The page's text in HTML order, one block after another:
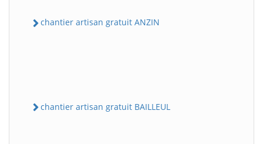
chantier artisan gratuit ANZIN
chantier artisan gratuit BAILLEUL